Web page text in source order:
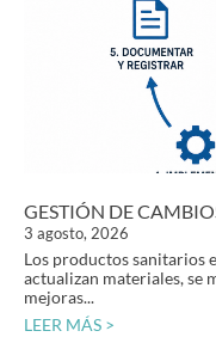
GESTIÓN DE
3 agosto, 2026
Los productos sanitarios
actualizan materiales, se
mejoras...
LEER MÁS >